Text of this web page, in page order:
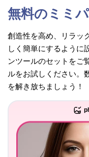
無料のミミ
創造性を高め、リラッ
しく簡単にするように
ンツールのセットをご
ルをお試しください。
を解き放ちましょう！